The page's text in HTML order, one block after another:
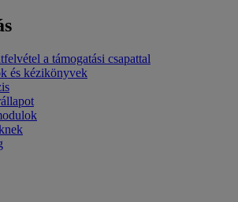
a támogatási csapattal
és kézikönyvek